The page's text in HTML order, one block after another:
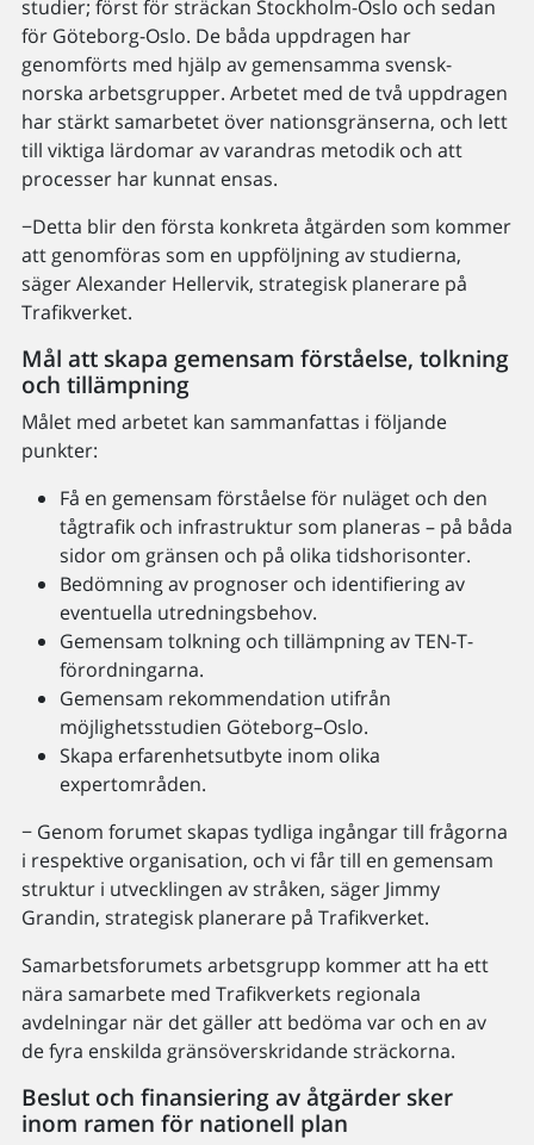
studier; först för sträckan Stockholm-Oslo och sedan
för Göteborg-Oslo. De båda uppdragen har
genomförts med hjälp av gemensamma svensk-
norska arbetsgrupper. Arbetet med de två uppdragen
har stärkt samarbetet över nationsgränserna, och lett
till viktiga lärdomar av varandras metodik och att
processer har kunnat ensas.
−Detta blir den första konkreta åtgärden som kommer
att genomföras som en uppföljning av studierna,
säger Alexander Hellervik, strategisk planerare på
Trafikverket.
Mål att skapa gemensam förståelse, tolkning
och tillämpning
Målet med arbetet kan sammanfattas i följande
punkter:
Få en gemensam förståelse för nuläget och den
tågtrafik och infrastruktur som planeras – på båda
sidor om gränsen och på olika tidshorisonter.
Bedömning av prognoser och identifiering av
eventuella utredningsbehov.
Gemensam tolkning och tillämpning av TEN-T-
förordningarna.
Gemensam rekommendation utifrån
möjlighetsstudien Göteborg–Oslo.
Skapa erfarenhetsutbyte inom olika
expertområden.
− Genom forumet skapas tydliga ingångar till frågorna
i respektive organisation, och vi får till en gemensam
struktur i utvecklingen av stråken, säger Jimmy
Grandin, strategisk planerare på Trafikverket.
Samarbetsforumets arbetsgrupp kommer att ha ett
nära samarbete med Trafikverkets regionala
avdelningar när det gäller att bedöma var och en av
de fyra enskilda gränsöverskridande sträckorna.
Beslut och finansiering av åtgärder sker
inom ramen för nationell plan